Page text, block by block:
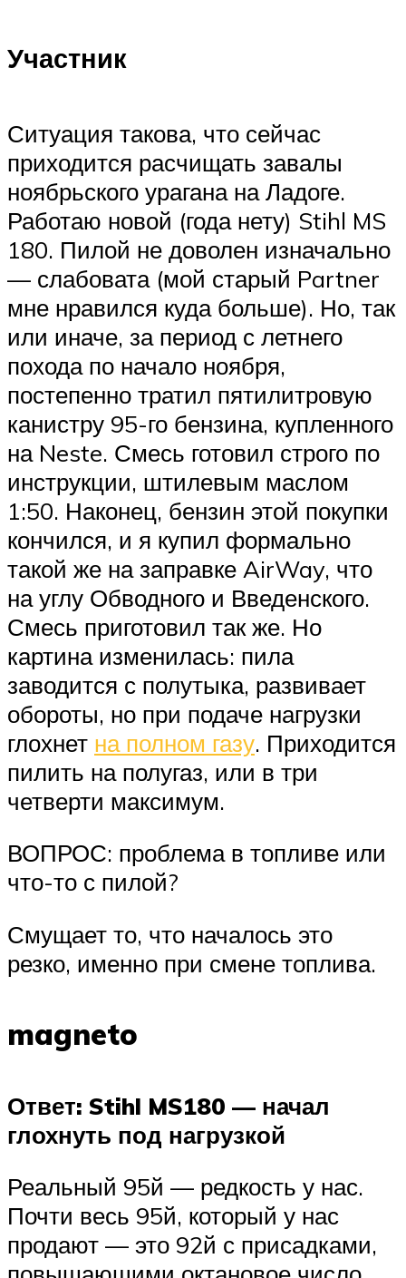
Участник
Ситуация такова, что сейчас
приходится расчищать завалы
ноябрьского урагана на Ладоге.
Работаю новой (года нету) Stihl MS
180. Пилой не доволен изначально
— слабовата (мой старый Partner
мне нравился куда больше). Но, так
или иначе, за период с летнего
похода по начало ноября,
постепенно тратил пятилитровую
канистру 95-го бензина, купленного
на Neste. Смесь готовил строго по
инструкции, штилевым маслом
1:50. Наконец, бензин этой покупки
кончился, и я купил формально
такой же на заправке AirWay, что
на углу Обводного и Введенского.
Смесь приготовил так же. Но
картина изменилась: пила
заводится с полутыка, развивает
обороты, но при подаче нагрузки
глохнет на полном газу. Приходится
пилить на полугаз, или в три
четверти максимум.
ВОПРОС: проблема в топливе или
что-то с пилой?
Смущает то, что началось это
резко, именно при смене топлива.
magneto
Ответ: Stihl MS180 — начал
глохнуть под нагрузкой
Реальный 95й — редкость у нас.
Почти весь 95й, который у нас
продают — это 92й с присадками,